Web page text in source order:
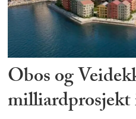
Obos og
milliardprosjekt